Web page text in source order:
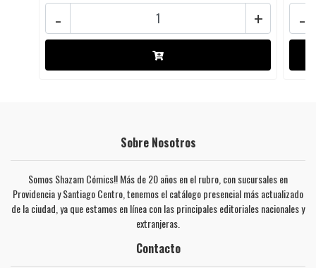
+
- -
Sobre Nosotros
Somos Shazam Cómics!! Más de 20 años en el rubro, con sucursales en
Providencia y Santiago Centro, tenemos el catálogo presencial más actualizado
de la ciudad, ya que estamos en línea con las principales editoriales nacionales y
extranjeras.
Contacto